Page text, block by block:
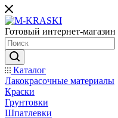
Готовый интернет-магазин
Каталог
Лакокрасочные материалы
Краски
Грунтовки
Шпатлевки